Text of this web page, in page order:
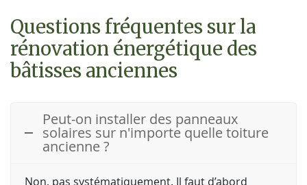
Questions fréquentes sur la
rénovation énergétique des
bâtisses anciennes
Peut-on installer des panneaux
solaires sur n'importe quelle toiture
ancienne ?
Non, pas systématiquement. Il faut d’abord